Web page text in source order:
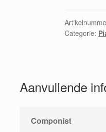
Categorie:
Aanvullende
Componist